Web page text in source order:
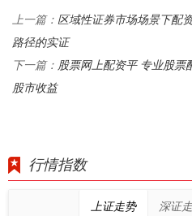
上一篇： 区域性证券市场场景下配
路径的实证
下一篇： 股票网上配资平 专业股票
股市收益
行情指数
上证走势 深证